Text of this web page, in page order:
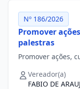
Nº 186/2026
Promover
palestras
Promover ações,
Vereador(a)
FABIO DE